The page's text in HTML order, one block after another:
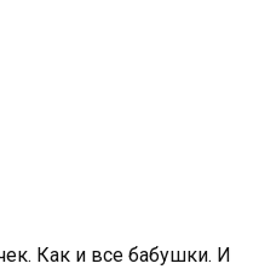
Как и все бабушки. И